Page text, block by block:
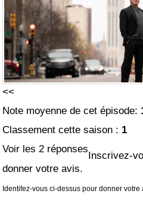
<<
Note moyenne de cet épisode:
Classement cette saison : 1
Voir les 2 réponses
Inscrivez-
donner votre avis.
Identifez-vous ci-dessus pour donner